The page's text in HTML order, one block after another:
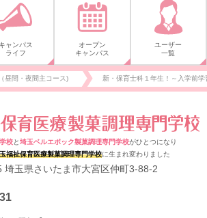
キャンパス
ライフ
オープン
キャンパス
ユーザー
一覧
昼間・夜間主コース) 新・保育士科１年生！～入学前
校と埼玉ベルエポック製菓調理専門学校がひとつになり
福祉保育医療製菓調理専門学校に生まれ変わりました
埼玉県さいたま市大宮区仲町3-88-2